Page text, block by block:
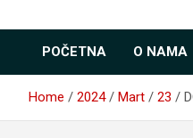
POČETNA O NAMA
Home 2024 Mart 23